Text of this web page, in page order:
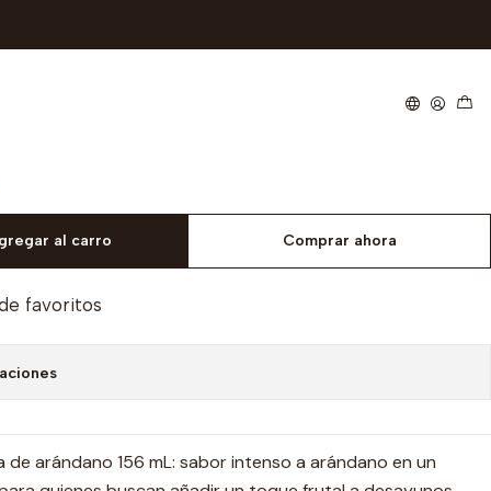
mL
al carro Comprar ahora
favoritos
arándano 156 mL: sabor intenso a arándano en un